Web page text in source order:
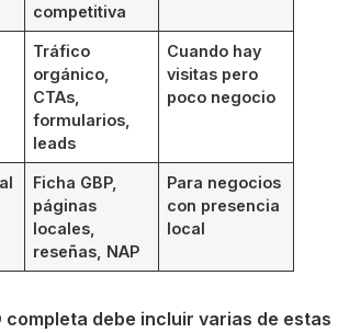
competitiva
Tráfico
orgánico,
CTAs,
formularios,
leads
Cuando hay
visitas pero
poco negocio
Ficha GBP,
páginas
locales,
reseñas, NAP
Para negocios
con presencia
local
completa debe incluir varias de estas